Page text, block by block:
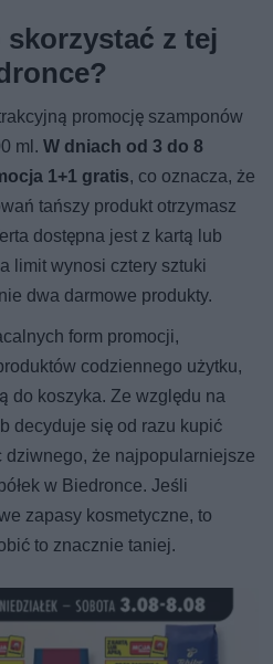
z tej
promocję szamponów
ml.W dniach od 3 do 8
1+1 gratis, co oznacza, że
tańszy produkt otrzymasz
dostępna jest z kartą lub
limit wynosi cztery sztuki
dwa darmowe produkty.
form promocji,
codziennego użytku,
do koszyka. Ze względu na
decyduje się od razu kupić
dziwnego, że najpopularniejsze
w Biedronce. Jeśli
zapasy kosmetyczne, to
to znacznie taniej.